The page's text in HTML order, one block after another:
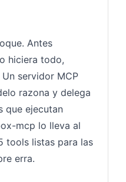
Antes
hiciera todo,
servidor MCP
razona y delega
que ejecutan
mcp lo lleva al
tools listas para las
erra.